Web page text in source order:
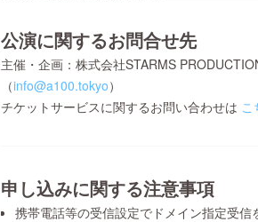
公演に関するお問合せ先
主催・企画：株式会社STARMS PRODUCTION
（info@a100.tokyo）
チケットサービスに関するお問い合わせは こ
申し込みに関する注意事項
携帯電話等の受信設定でドメイン指定受信